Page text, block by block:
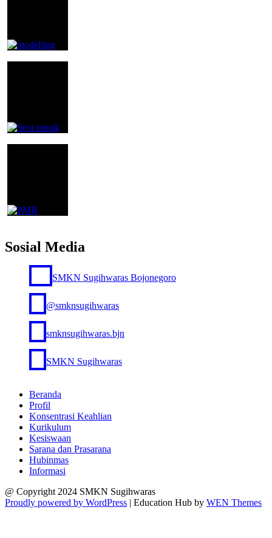
Sosial Media
SMKN Sugihwaras Bojonegoro
@smknsugihwaras
smknsugihwaras.bjn
SMKN Sugihwaras
Beranda
Profil
Konsentrasi Keahlian
Kurikulum
Kesiswaan
Sarana dan Prasarana
Hubinmas
Informasi
@ Copyright 2024 SMKN Sugihwaras
Proudly powered by WordPress | Education Hub by WEN Themes